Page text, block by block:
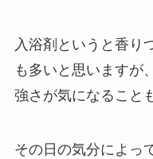
入浴剤というと香り
も多いと思いますが
強さが気になること
その日の気分によっ